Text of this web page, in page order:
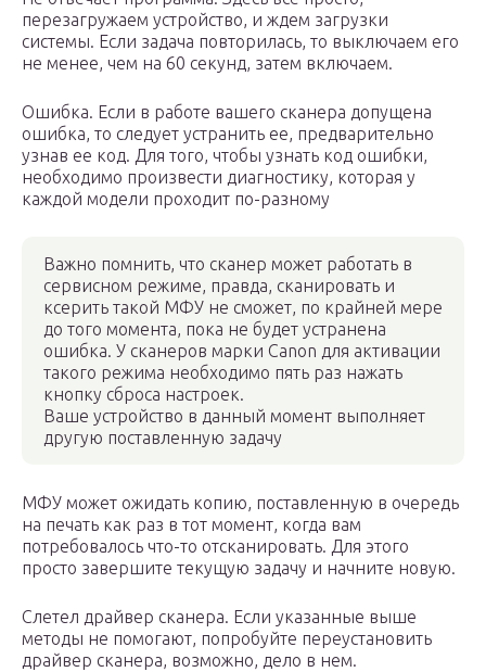
перезагружаем устройство, и ждем загрузки
системы. Если задача повторилась, то выключаем его
не менее, чем на 60 секунд, затем включаем.
Ошибка. Если в работе вашего сканера допущена
ошибка, то следует устранить ее, предварительно
узнав ее код. Для того, чтобы узнать код ошибки,
необходимо произвести диагностику, которая у
каждой модели проходит по-разному
Важно помнить, что сканер может работать в
сервисном режиме, правда, сканировать и
ксерить такой МФУ не сможет, по крайней мере
до того момента, пока не будет устранена
ошибка. У сканеров марки Canon для активации
такого режима необходимо пять раз нажать
кнопку сброса настроек.
Ваше устройство в данный момент выполняет
другую поставленную задачу
МФУ может ожидать копию, поставленную в очередь
на печать как раз в тот момент, когда вам
потребовалось что-то отсканировать. Для этого
просто завершите текущую задачу и начните новую.
Слетел драйвер сканера. Если указанные выше
методы не помогают, попробуйте переустановить
драйвер сканера, возможно, дело в нем.